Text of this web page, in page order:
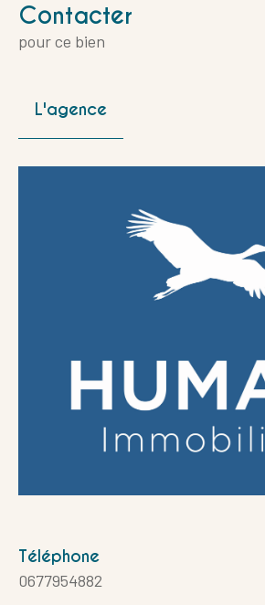
Contacter
pour ce bien
L'agence
Téléphone
0677954882